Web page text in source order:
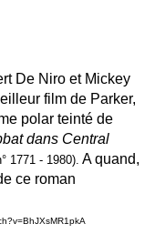
De Niro et Mickey
film de Parker,
polar teinté de
dans Central
1771 - 1980). A quand,
ce roman